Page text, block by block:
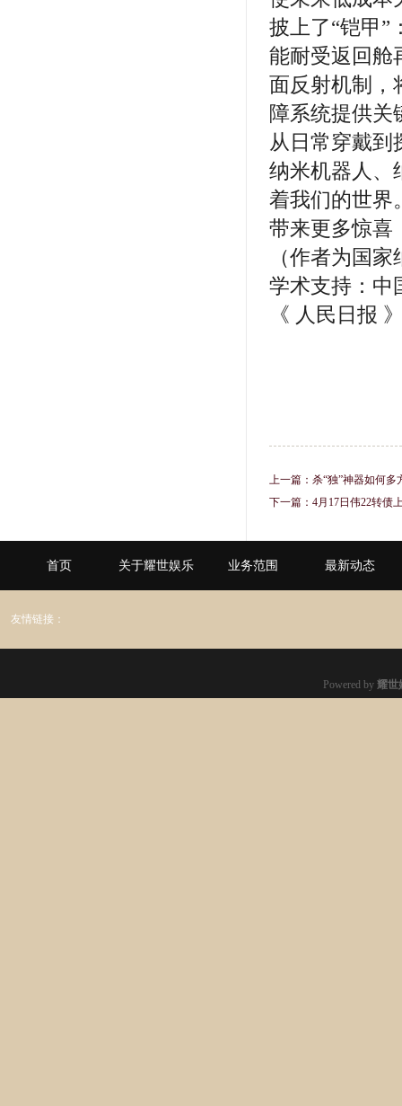
披上了“铠甲”
能耐受返回舱
面反射机制，
障系统提供关
从日常穿戴到
纳米机器人、
着我们的世界
带来更多惊喜
（作者为国
学术支持：中
《 人民日报
上一篇： 杀“独”神器如何
下一篇： 4月17日伟22转债
首页 关于耀世娱乐 业务范围 最新动态
友情链接：
Powered by 耀世